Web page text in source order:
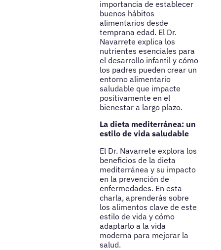
importancia de establecer
buenos hábitos
alimentarios desde
temprana edad. El Dr.
Navarrete explica los
nutrientes esenciales para
el desarrollo infantil y cómo
los padres pueden crear un
entorno alimentario
saludable que impacte
positivamente en el
bienestar a largo plazo.
La dieta mediterránea: un
estilo de vida saludable
El Dr. Navarrete explora los
beneficios de la dieta
mediterránea y su impacto
en la prevención de
enfermedades. En esta
charla, aprenderás sobre
los alimentos clave de este
estilo de vida y cómo
adaptarlo a la vida
moderna para mejorar la
salud.